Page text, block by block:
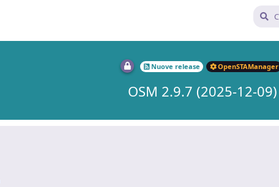
Nuove release OpenSTAManager
OSM 2.9.7 (2025-12-09)